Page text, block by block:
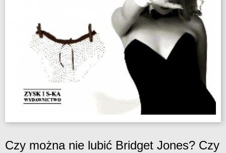
Czy można nie lubić Bridget Jones? Czy